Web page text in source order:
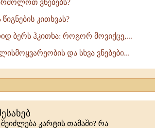
ვნებებს?
კითხვას?
ბერს ჰკითხა: როგორ მოვიქცე,...
და სხვა ვნებები...
კარტის თამაში? რა